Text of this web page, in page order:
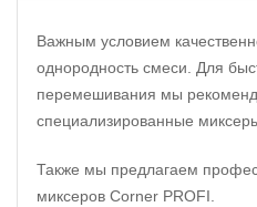
Важным условием
однородность смеси. Для
перемешивания мы
специализированные
Также мы предлагаем
миксеров Corner PROFI.